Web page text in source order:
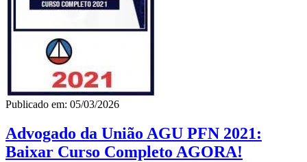
Publicado em: 05/03/2026
Advogado da União AGU PFN 2021:
Baixar Curso Completo AGORA!